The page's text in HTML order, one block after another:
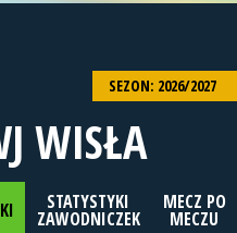
SEZON: 2026/2027
WISŁA
STATYSTYKI
ZAWODNICZEK
MECZ PO
MECZU